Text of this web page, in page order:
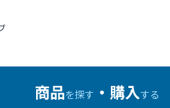
商品を探す ・購入する